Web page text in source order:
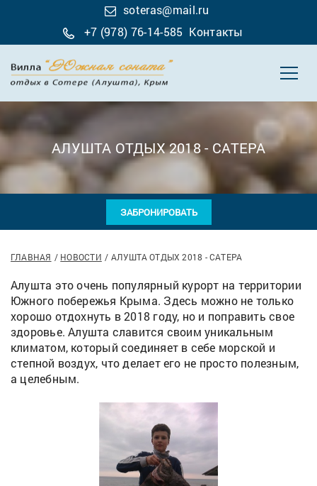
soteras@mail.ru
+7 (978) 76-14-585 Контакты
АЛУШТА ОТДЫХ 2018 - САТЕРА
ЗАБРОНИРОВАТЬ
ГЛАВНАЯ НОВОСТИ АЛУШТА ОТДЫХ 2018 - САТЕРА
Алушта это очень популярный курорт на территории
Южного побережья Крыма. Здесь можно не только
хорошо отдохнуть в 2018 году, но и поправить свое
здоровье. Алушта славится своим уникальным
климатом, который соединяет в себе морской и
степной воздух, что делает его не просто полезным,
а целебным.